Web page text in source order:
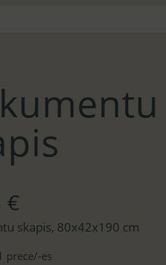
€
skapis, 80x42x190 cm
prece/-es